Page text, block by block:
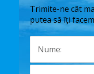
Trimite-ne cât
putea să îți